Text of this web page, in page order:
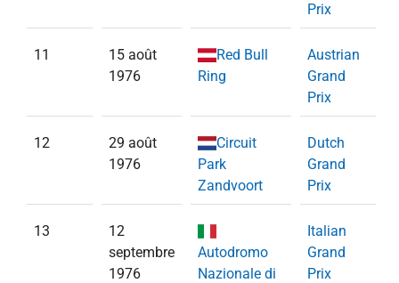
Prix
11
15 août
1976
Red Bull
Ring
Austrian
Grand
Prix
12
29 août
1976
Circuit
Park
Zandvoort
Dutch
Grand
Prix
13
12
septembre
1976
Autodromo
Nazionale di
Italian
Grand
Prix